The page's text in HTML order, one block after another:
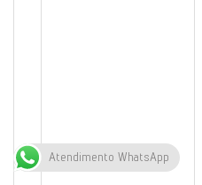
Atendimento WhatsApp